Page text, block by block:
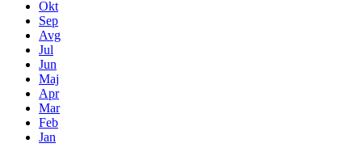
Okt
Sep
Avg
Jul
Jun
Maj
Apr
Mar
Feb
Jan